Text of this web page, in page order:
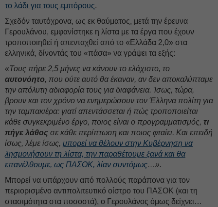
το λάδι για τους εμπόρους.
Σχεδόν ταυτόχρονα, ως εκ θαύματος, μετά την έρευνα
Γερουλάνου, εμφανίστηκε η λίστα με τα έργα που έχουν
τροποποιηθεί ή απενταχθεί από το «Ελλάδα 2,0» στα
ελληνικά, δίνοντάς του «πάσα» να γράψει τα εξής:
«Τους πήρε 2,5 μήνες να κάνουν το ελάχιστο, το
αυτονόητο, που ούτε αυτό θα έκαναν, αν δεν αποκαλύπταμε
την απόλυτη αδιαφορία τους για διαφάνεια. Ίσως, τώρα,
βρουν και τον χρόνο να ενημερώσουν τον Έλληνα πολίτη για
την ταμπακιέρα: γιατί απεντάσσεται ή πώς τροποποιείται
κάθε συγκεκριμένο έργο, ποιος είναι ο προγραμματισμός, τι
πήγε λάθος σε κάθε περίπτωση και ποιος φταίει. Και επειδή
ίσως, λέμε ίσως, μπορεί να θέλουν στην Κυβέρνηση να
λησμονήσουν τη λίστα, την παραθέτουμε ξανά και θα
επανέλθουμε, ως ΠΑΣΟΚ, λίαν συντόμως…».
Μπορεί να υπάρχουν από πολλούς παράπονα για τον
περιορισμένο αντιπολιτευτικό οίστρο του ΠΑΣΟΚ (και τη
στασιμότητα στα ποσοστά), ο Γερουλάνος όμως δείχνει…